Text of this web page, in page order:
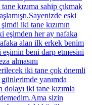
kızıma sahip çıkmak
eski
iki tane kızımın
eşimden her ay nafaka
alan ilk erkek benim
beni darp etmesini
almasını
iki tane çok önemli
yanımda
iki tane kızımla
sizin